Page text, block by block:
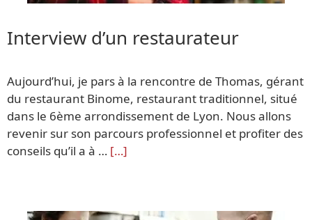
Interview d’un restaurateur
Aujourd’hui, je pars à la rencontre de Thomas, gérant
du restaurant Binome, restaurant traditionnel, situé
dans le 6ème arrondissement de Lyon. Nous allons
revenir sur son parcours professionnel et profiter des
conseils qu’il a à … […]